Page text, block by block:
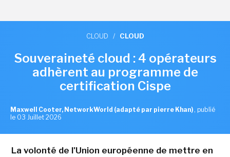
CLOUD / CLOUD
Souveraineté cloud : 4 opérateurs
adhèrent au programme de
certification Cispe
Maxwell Cooter, NetworkWorld (adapté par pierre Khan) , publié
le 03 Juillet 2026
La volonté de l'Union européenne de mettre en